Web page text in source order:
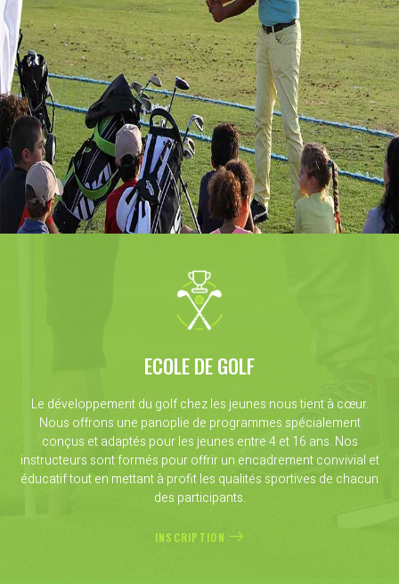
ECOLE DE GOLF
Le développement du golf chez les jeunes nous tient à cœur.
Nous offrons une panoplie de programmes spécialement
conçus et adaptés pour les jeunes entre 4 et 16 ans. Nos
instructeurs sont formés pour offrir un encadrement convivial et
éducatif tout en mettant à profit les qualités sportives de chacun
des participants.
INSCRIPTION